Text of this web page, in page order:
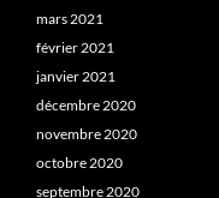
mars 2021
février 2021
janvier 2021
décembre 2020
novembre 2020
octobre 2020
septembre 2020